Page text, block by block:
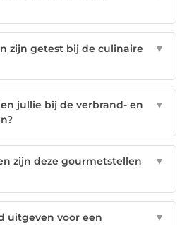
zijn getest bij de culinaire
▼
jullie bij de verbrand- en
▼
zijn deze gourmetstellen
▼
uitgeven voor een
▼